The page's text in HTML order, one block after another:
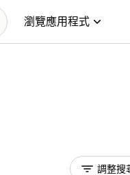
瀏覽應用程式
調整搜